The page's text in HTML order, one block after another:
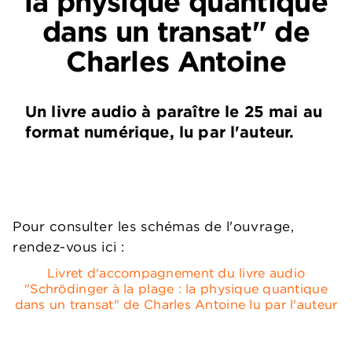
dans un transat" de
Charles Antoine
Un livre audio à paraître le 25 mai au
format numérique, lu par l'auteur.
Pour consulter les schémas de l'ouvrage,
rendez-vous ici :
Livret d'accompagnement du livre audio
"Schrödinger à la plage : la physique quantique
dans un transat" de Charles Antoine lu par l'auteur